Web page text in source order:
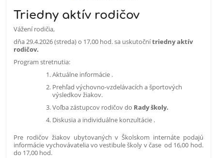
Triedny aktív rodičov
Vážení rodičia,
dňa 29.4.2026 (streda) o 17,00 hod. sa uskutočnítriedny aktív
rodičov.
Program stretnutia:
Aktuálne informácie .
Prehľad výchovno-vzdelávacích a športových
výsledkov žiakov.
Voľba zástupcov rodičov do Rady školy.
Diskusia a individuálne konzultácie .
Pre rodičov žiakov ubytovaných v Školskom internáte podajú
informácie vychovávatelia vo vestibule školy v čase od 16,00 hod.
do 17,00 hod.